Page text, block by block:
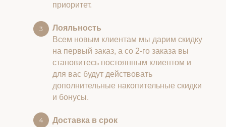
приоритет.
Лояльность
Всем новым клиентам мы дарим скидку
на первый заказ, а со 2-го заказа вы
становитесь постоянным клиентом и
для вас будут действовать
дополнительные накопительные скидки
и бонусы.
Доставка в срок